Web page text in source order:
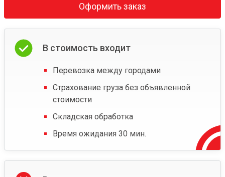
Оформить заказ
В стоимость входит
Перевозка между городами
Страхование груза без объявленной
стоимости
Складская обработка
Время ожидания 30 мин.